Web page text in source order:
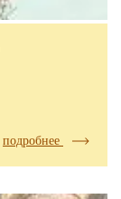
подробнее